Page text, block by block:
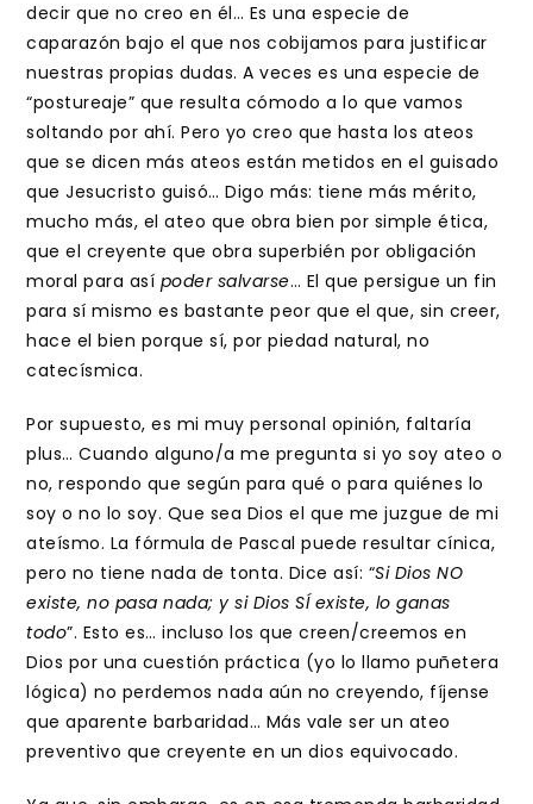
decir que no creo en él… Es una especie de
caparazón bajo el que nos cobijamos para justificar
nuestras propias dudas. A veces es una especie de
“postureaje” que resulta cómodo a lo que vamos
soltando por ahí. Pero yo creo que hasta los ateos
que se dicen más ateos están metidos en el guisado
que Jesucristo guisó… Digo más: tiene más mérito,
mucho más, el ateo que obra bien por simple ética,
que el creyente que obra superbién por obligación
moral para así poder salvarse… El que persigue un fin
para sí mismo es bastante peor que el que, sin creer,
hace el bien porque sí, por piedad natural, no
catecísmica.
Por supuesto, es mi muy personal opinión, faltaría
plus… Cuando alguno/a me pregunta si yo soy ateo o
no, respondo que según para qué o para quiénes lo
soy o no lo soy. Que sea Dios el que me juzgue de mi
ateísmo. La fórmula de Pascal puede resultar cínica,
pero no tiene nada de tonta. Dice así: “Si Dios NO
existe, no pasa nada; y si Dios SÍ existe, lo ganas
todo”. Esto es… incluso los que creen/creemos en
Dios por una cuestión práctica (yo lo llamo puñetera
lógica) no perdemos nada aún no creyendo, fíjense
que aparente barbaridad… Más vale ser un ateo
preventivo que creyente en un dios equivocado.